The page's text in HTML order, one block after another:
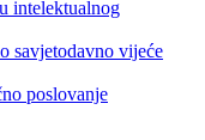
intelektualnog
savjetodavno vijeće
poslovanje